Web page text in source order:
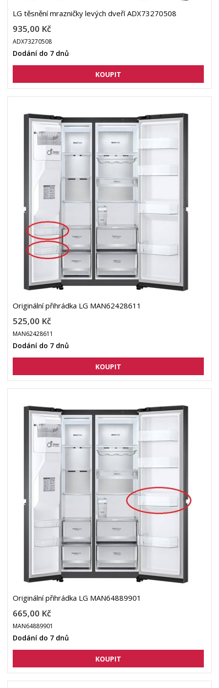
LG těsnění mrazničky levých dveří ADX73270508
935,00 Kč
ADX73270508
Dodání do 7 dnů
Originální přihrádka LG MAN62428611
525,00 Kč
MAN62428611
Dodání do 7 dnů
Originální přihrádka LG MAN64889901
665,00 Kč
MAN64889901
Dodání do 7 dnů